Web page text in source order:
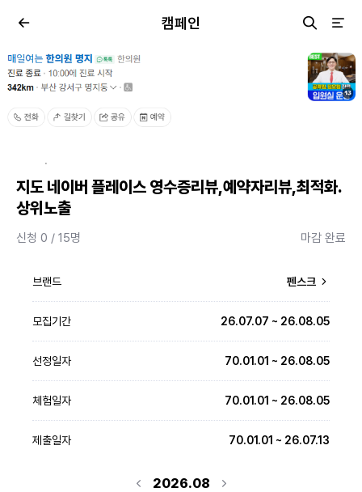
캠페인
·
지도 네이버 플레이스 영수증리뷰,예약자리뷰,최적화.
상위노출
신청 0 / 15명 마감 완료
브랜드 펜스크
모집기간 26.07.07 ~ 26.08.05
선정일자 70.01.01 ~ 26.08.05
체험일자 70.01.01 ~ 26.08.05
제출일자 70.01.01 ~ 26.07.13
2026.08